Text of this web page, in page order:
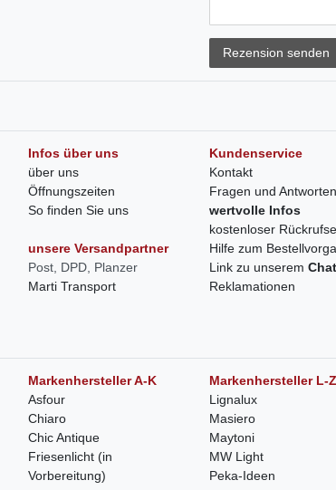
Rezension senden
Infos über uns
über uns
Öffnungszeiten
So finden Sie uns
unsere Versandpartner
Post, DPD, Planzer
Marti Transport
Kundenservice
Kontakt
Fragen und Antworten
wertvolle Infos
kostenloser
Hilfe zum
Link zu unserem Chat
Reklamationen
Markenhersteller A-K
Asfour
Chiaro
Chic Antique
Friesenlicht (in
Vorbereitung)
Markenhersteller L-Z
Lignalux
Masiero
Maytoni
MW Light
Peka-Ideen